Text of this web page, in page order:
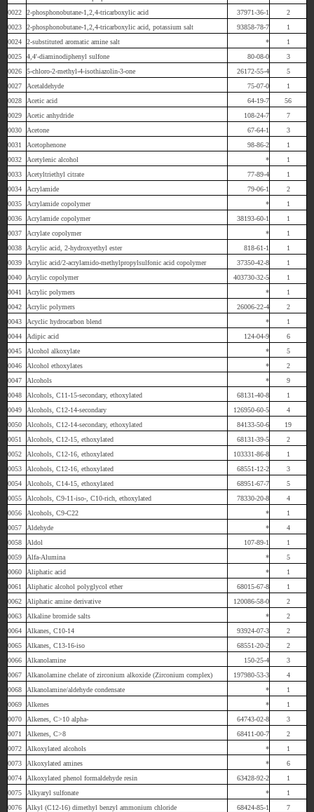
0022
2-phosphonobutane-1,2,4-tricarboxylic acid 37971-36-1
2
0023
2-phosphonobutane-1,2,4-tricarboxylic acid, potassium salt 93858-78-7
1
0024
2-substituted aromatic amine salt *
1
0025
4,4'-diaminodiphenyl sulfone 80-08-0
3
0026
5-chloro-2-methyl-4-isothiazolin-3-one 26172-55-4
5
0027
Acetaldehyde 75-07-0
1
0028
Acetic acid 64-19-7
56
0029
Acetic anhydride 108-24-7
7
0030
Acetone 67-64-1
3
0031
Acetophenone 98-86-2
1
0032
Acetylenic alcohol *
1
0033
Acetyltriethyl citrate 77-89-4
1
0034
Acrylamide 79-06-1
2
0035
Acrylamide copolymer *
1
0036
Acrylamide copolymer 38193-60-1
1
0037
Acrylate copolymer *
1
0038
Acrylic acid, 2-hydroxyethyl ester 818-61-1
1
0039
Acrylic acid/2-acrylamido-methylpropylsulfonic acid copolymer 37350-42-8
1
0040
Acrylic copolymer 403730-32-5
1
0041
Acrylic polymers *
1
0042
Acrylic polymers 26006-22-4
2
0043
Acyclic hydrocarbon blend *
1
0044
Adipic acid 124-04-9
6
0045
Alcohol alkoxylate *
5
0046
Alcohol ethoxylates *
2
0047
Alcohols *
9
0048
Alcohols, C11-15-secondary, ethoxylated 68131-40-8
1
0049
Alcohols, C12-14-secondary 126950-60-5
4
0050
Alcohols, C12-14-secondary, ethoxylated 84133-50-6
19
0051
Alcohols, C12-15, ethoxylated 68131-39-5
2
0052
Alcohols, C12-16, ethoxylated 103331-86-8
1
0053
Alcohols, C12-16, ethoxylated 68551-12-2
3
0054
Alcohols, C14-15, ethoxylated 68951-67-7
5
0055
Alcohols, C9-11-iso-, C10-rich, ethoxylated 78330-20-8
4
0056
Alcohols, C9-C22 *
1
0057
Aldehyde *
4
0058
Aldol 107-89-1
1
0059
Alfa-Alumina *
5
0060
Aliphatic acid *
1
0061
Aliphatic alcohol polyglycol ether 68015-67-8
1
0062
Aliphatic amine derivative 120086-58-0
2
0063
Alkaline bromide salts *
2
0064
Alkanes, C10-14 93924-07-3
2
0065
Alkanes, C13-16-iso 68551-20-2
2
0066
Alkanolamine 150-25-4
3
0067
Alkanolamine chelate of zirconium alkoxide (Zirconium complex) 197980-53-3
4
0068
Alkanolamine/aldehyde condensate *
1
0069
Alkenes *
1
0070
Alkenes, C>10 alpha- 64743-02-8
3
0071
Alkenes, C>8 68411-00-7
2
0072
Alkoxylated alcohols *
1
0073
Alkoxylated amines *
6
0074
Alkoxylated phenol formaldehyde resin 63428-92-2
1
0075
Alkyaryl sulfonate *
1
0076
Alkyl (C12-16) dimethyl benzyl ammonium chloride 68424-85-1
7